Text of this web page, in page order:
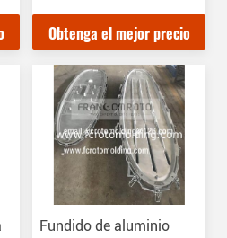
Obtenga el mejor precio
Fundido de aluminio